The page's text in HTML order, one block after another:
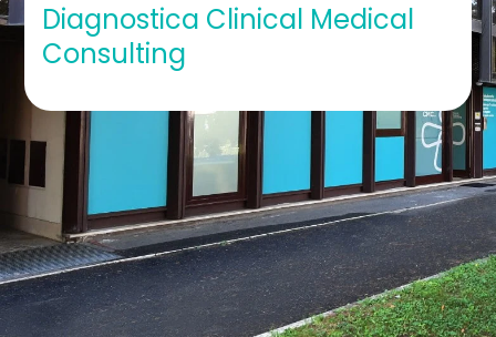
Diagnostica Clinical Medical
Consulting